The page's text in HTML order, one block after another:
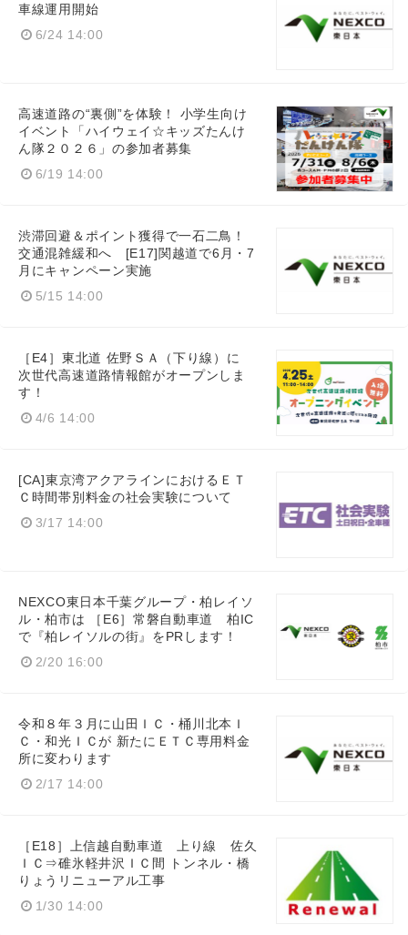
車線運用開始
6/24 14:00
高速道路の“裏側”を体験！ 小学生向け
イベント「ハイウェイ☆キッズたんけ
ん隊２０２６」の参加者募集
6/19 14:00
渋滞回避＆ポイント獲得で一石二鳥！
交通混雑緩和へ [E17]関越道で6月・7
月にキャンペーン実施
5/15 14:00
［E4］東北道 佐野ＳＡ（下り線）に
次世代高速道路情報館がオープンしま
す！
4/6 14:00
[CA]東京湾アクアラインにおけるＥＴ
Ｃ時間帯別料金の社会実験について
3/17 14:00
NEXCO東日本千葉グループ・柏レイソ
ル・柏市は ［E6］常磐自動車道 柏IC
で『柏レイソルの街』をPRします！
2/20 16:00
令和８年３月に山田ＩＣ・桶川北本Ｉ
Ｃ・和光ＩＣが 新たにＥＴＣ専用料金
所に変わります
2/17 14:00
［E18］上信越自動車道 上り線 佐久
ＩＣ⇒碓氷軽井沢ＩＣ間 トンネル・橋
りょうリニューアル工事
1/30 14:00